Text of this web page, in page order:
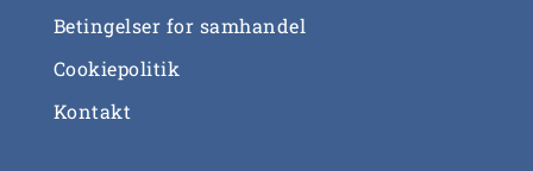
Betingelser for samhandel
Cookiepolitik
Kontakt